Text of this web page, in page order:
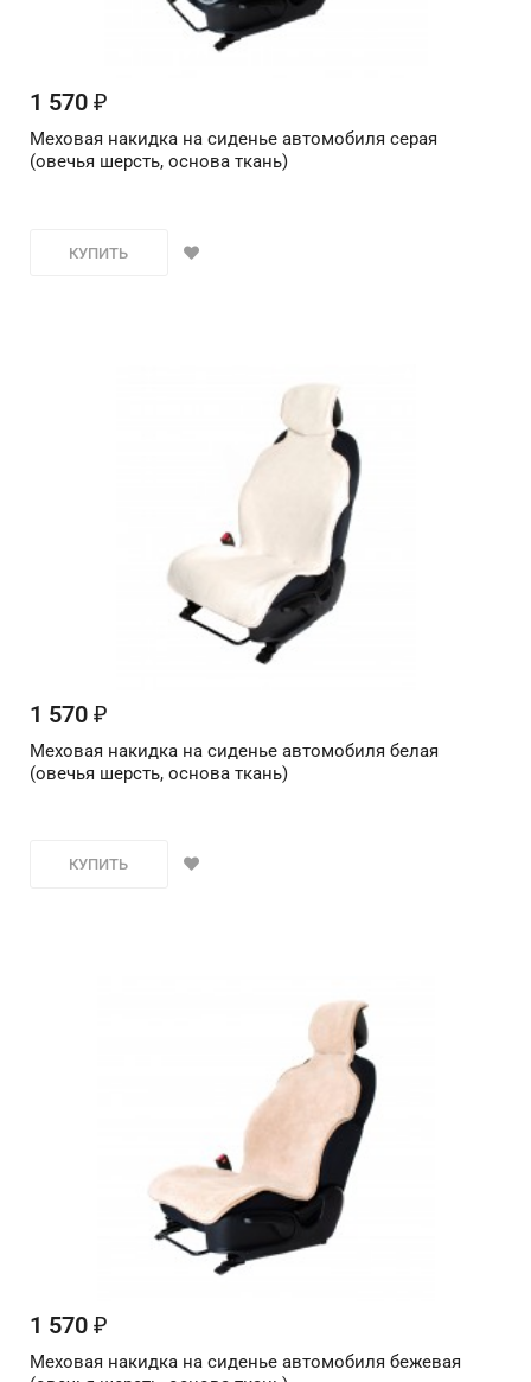
1 570 ₽
Меховая накидка на сиденье автомобиля серая
(овечья шерсть, основа ткань)
КУПИТЬ
1 570 ₽
Меховая накидка на сиденье автомобиля белая
(овечья шерсть, основа ткань)
КУПИТЬ
1 570 ₽
Меховая накидка на сиденье автомобиля бежевая